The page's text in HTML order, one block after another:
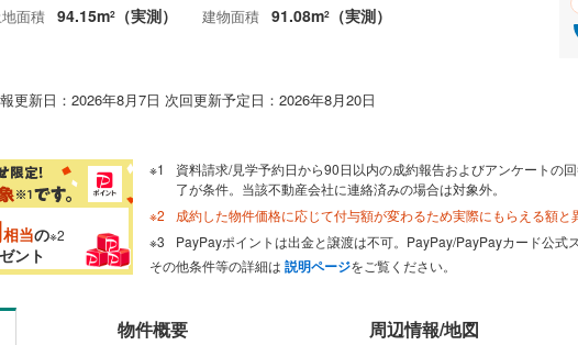
面積 94.15m2 （実測） 建物面積 91.08m2 （実測）
更新日：2026年8月7日 次回更新予定日：2026年8月20日
相当の※2
ント
資料請求/見学予約日から90日以内の成約報告およびアンケートの
了が条件。当該不動産会社に連絡済みの場合は対象外。
成約した物件価格に応じて付与額が変わるため実際にもらえる額と
PayPayポイントは出金と譲渡は不可。PayPay/PayPayカード公式
その他条件等の詳細は 説明ページをご覧ください。
物件概要 周辺情報/地図